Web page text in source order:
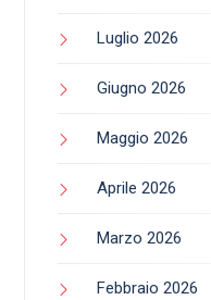
Luglio 2026
Giugno 2026
Maggio 2026
Aprile 2026
Marzo 2026
Febbraio 2026